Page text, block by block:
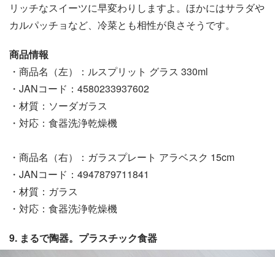
リッチなスイーツに早変わりしますよ。ほかにはサラダや
カルパッチョなど、冷菜とも相性が良さそうです。
商品情報
・商品名（左）：ルスプリット グラス 330ml
・JANコード：4580233937602
・材質：ソーダガラス
・対応：食器洗浄乾燥機
・商品名（右）：ガラスプレート アラベスク 15cm
・JANコード：4947879711841
・材質：ガラス
・対応：食器洗浄乾燥機
9. まるで陶器。プラスチック食器